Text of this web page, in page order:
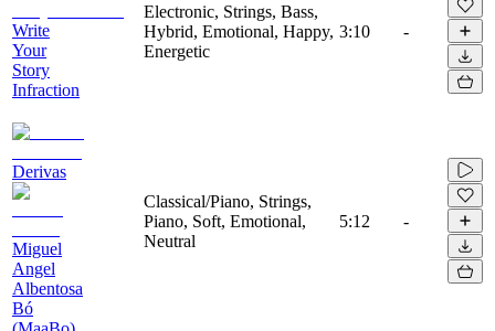
Write
Your
Story
Infraction
Electronic, Strings, Bass,
Hybrid, Emotional, Happy,
Energetic
3:10 -
Derivas
Miguel
Angel
Albentosa
Bó
Classical/Piano, Strings,
Piano, Soft, Emotional,
Neutral
5:12 -